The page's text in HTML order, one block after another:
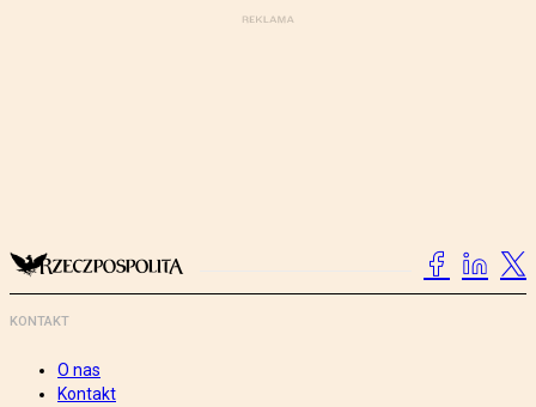
KONTAKT
O nas
Kontakt